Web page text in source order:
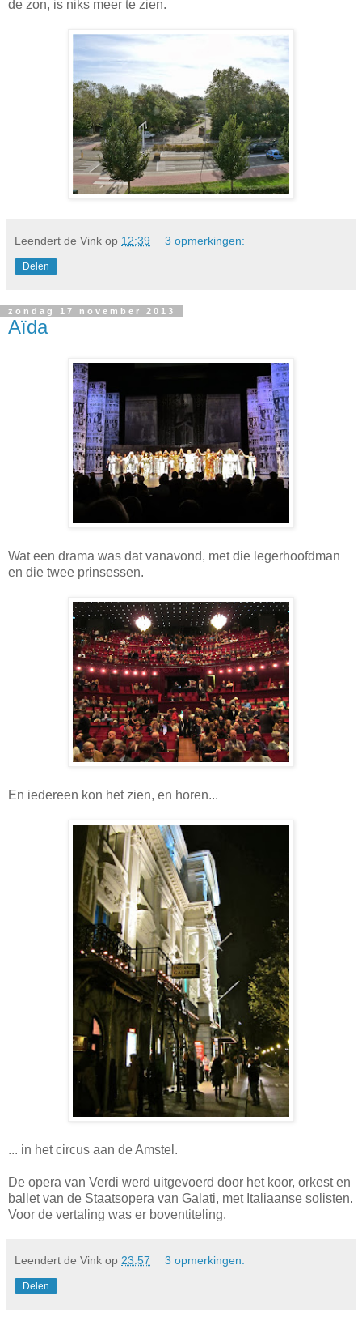
de zon, is niks meer te zien.
Leendert de Vink op 12:39 3 opmerkingen:
Delen
zondag 17 november 2013
Aïda
Wat een drama was dat vanavond, met die legerhoofdman
en die twee prinsessen.
En iedereen kon het zien, en horen...
... in het circus aan de Amstel.
De opera van Verdi werd uitgevoerd door het koor, orkest en
ballet van de Staatsopera van Galati, met Italiaanse solisten.
Voor de vertaling was er boventiteling.
Leendert de Vink op 23:57 3 opmerkingen:
Delen